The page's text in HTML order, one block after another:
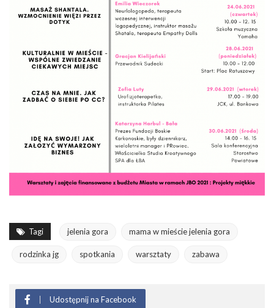
Tagi jelenia gora mama w mieście jelenia gora
rodzinka jg spotkania warsztaty zabawa
Udostępnij na Facebook